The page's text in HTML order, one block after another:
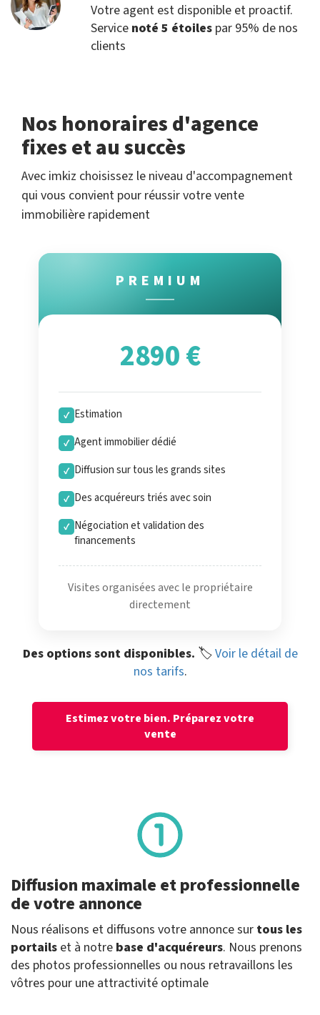
Votre agent est disponible et proactif.
Service noté 5 étoiles par 95% de nos
clients
Nos honoraires d'agence
fixes et au succès
Avec imkiz choisissez le niveau d'accompagnement
qui vous convient pour réussir votre vente
immobilière rapidement
PREMIUM
2890 €
✓ Estimation
✓ Agent immobilier dédié
✓ Diffusion sur tous les grands sites
✓ Des acquéreurs triés avec soin
✓ Négociation et validation des
financements
Visites organisées avec le propriétaire
directement
Des options sont disponibles. 🏷️Voir le détail de
nos tarifs.
Estimez votre bien. Préparez votre
vente
Diffusion maximale et professionnelle
de votre annonce
Nous réalisons et diffusons votre annonce sur tous les
portails et à notre base d'acquéreurs. Nous prenons
des photos professionnelles ou nous retravaillons les
vôtres pour une attractivité optimale